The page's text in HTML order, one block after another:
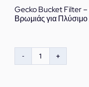
Gecko Bucket Filter
Βρωμιάς για Πλύσιμο
Gecko